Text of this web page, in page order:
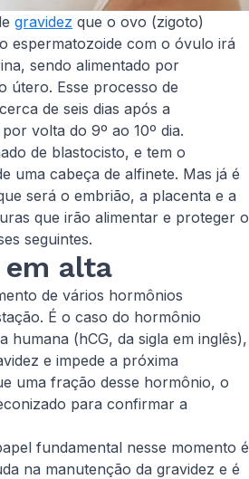
gravidez que o ovo (zigoto)
espermatozoide com o óvulo irá
sendo alimentado por
útero. Esse processo de
de seis dias após a
volta do 9º ao 10º dia.
de blastocisto, e tem o
uma cabeça de alfinete. Mas já é
será o embrião, a placenta e a
que irão alimentar e proteger o
seguintes.
alta
de vários hormônios
É o caso do hormônio
humana (hCG, da sigla em inglês),
e impede a próxima
uma fração desse hormônio, o
para confirmar a
fundamental nesse momento é
na manutenção da gravidez e é